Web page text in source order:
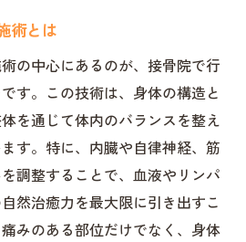
術とは
の中心にあるのが、接骨院で行
す。この技術は、身体の構造と
を通じて体内のバランスを整え
す。特に、内臓や自律神経、筋
調整することで、血液やリンパ
然治癒力を最大限に引き出すこ
みのある部位だけでなく、身体